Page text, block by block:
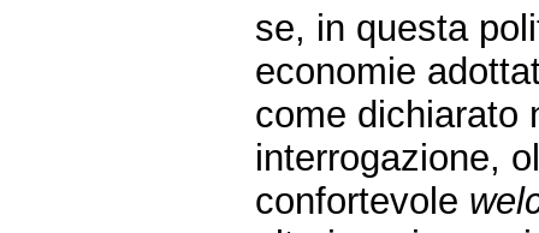
se, in questa
economie
come dichiarato
interrogazione,
confortevole